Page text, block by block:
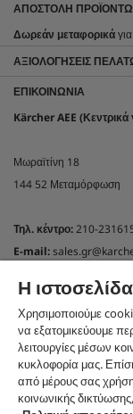
ΑΠΟΣΤΟΛΉ
Δωρεάν μεταφορικά
ΑΞΙΟΛΟΓΉΣΕΙΣ
ΕΠΙΚΟΙΝΩΝΊΑ
Kärcher AEE (Κεντρικά
Μωραϊτίνη 18
144 52 Μεταμόρφωση
Τηλ. κέντρο:210-
E-mail:
NEWSLETTER
Εγγραφή στο newsletter
ΑΚΟΛΟΥΘΉΣΤΕ ΜΑΣ
Η
Χρησιμοποιούμε
να εξατομικεύουμε
λειτουργίες μέσων
κυκλοφορία μας.
από μέρους σας
κοινωνικής